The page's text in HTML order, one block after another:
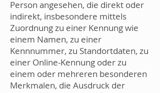
Person angesehen, die direkt oder
indirekt, insbesondere mittels
Zuordnung zu einer Kennung wie
einem Namen, zu einer
Kennnummer, zu Standortdaten, zu
einer Online-Kennung oder zu
einem oder mehreren besonderen
Merkmalen, die Ausdruck der